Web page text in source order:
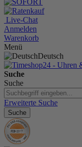
Live-Chat
Anmelden
Warenkorb
Menü
Deutsch
Suche
Suche
Erweiterte Suche
Suche